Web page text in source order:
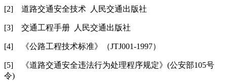
[2] 道路交通安全技术 人民交通出版社
[3] 交通工程手册 人民交通出版社
[4] 《公路工程技术标准》（JTJ001-1997）
[5] 《道路交通安全违法行为处理程序规定》(公安部105号
令)